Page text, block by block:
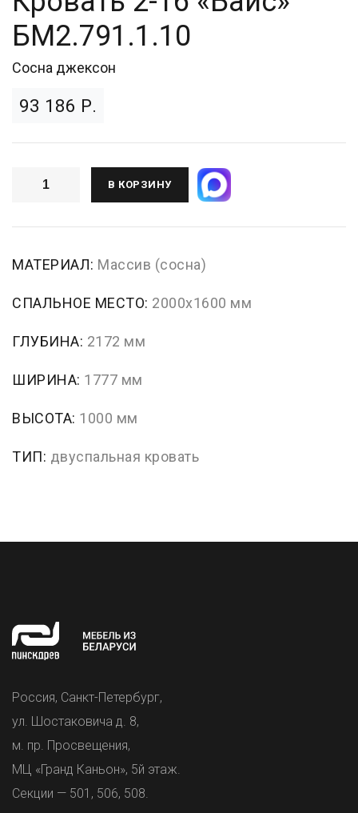
БМ2.791.1.10
Сосна джексон
93 186 Р.
В КОРЗИНУ
МАТЕРИАЛ: Массив (сосна)
СПАЛЬНОЕ МЕСТО: 2000x1600 мм
ГЛУБИНА: 2172 мм
ШИРИНА: 1777 мм
ВЫСОТА: 1000 мм
ТИП: двуспальная кровать
Россия, Санкт-Петербург,
ул. Шостаковича д. 8,
м. пр. Просвещения,
МЦ «Гранд Каньон», 5й этаж.
Секции — 501, 506, 508.